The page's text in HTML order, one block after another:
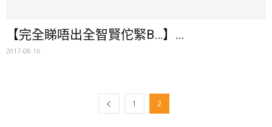
【完全睇唔出全智賢佗緊B…】...
2017-08-16
1 2